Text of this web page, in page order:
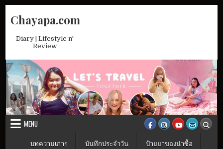
Chayapa.com
Diary | Lifestyle n'
Review
MENU
บทความเก่าๆ
บันทึกประจำวัน ป้ายยาของน่าซื้อ